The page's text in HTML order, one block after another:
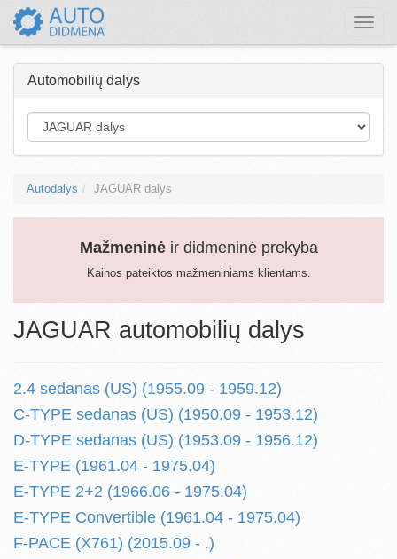
Toggle
Automobilių dalys
Autodalys JAGUAR dalys
Mažmeninėir didmeninė prekyba
Kainos pateiktos mažmeniniams klientams.
JAGUAR automobilių dalys
2.4 sedanas (US) (1955.09 - 1959.12)
C-TYPE sedanas (US) (1950.09 - 1953.12)
D-TYPE sedanas (US) (1953.09 - 1956.12)
E-TYPE (1961.04 - 1975.04)
E-TYPE 2+2 (1966.06 - 1975.04)
E-TYPE Convertible (1961.04 - 1975.04)
F-PACE (X761) (2015.09 - .)